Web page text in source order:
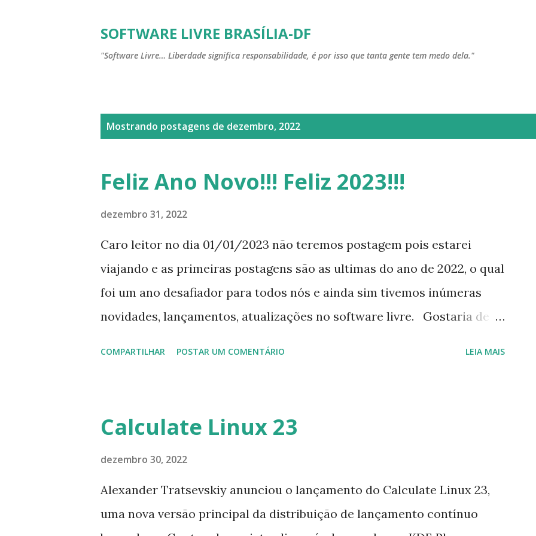
SOFTWARE LIVRE BRASÍLIA-DF
"Software Livre… Liberdade significa responsabilidade, é por isso que tanta gente tem medo dela."
Mostrando postagens de dezembro, 2022
Feliz Ano Novo!!! Feliz 2023!!!
dezembro 31, 2022
Caro leitor no dia 01/01/2023 não teremos postagem pois estarei
viajando e as primeiras postagens são as ultimas do ano de 2022, o qual
foi um ano desafiador para todos nós e ainda sim tivemos inúmeras
novidades, lançamentos, atualizações no software livre. Gostaria de
distros, tutoriais pelo Luiz Guilherme eventos, entre outros assuntos
relacionados ao mundo do software livre. Desejo a todos, muita Paz,
Saúde e Prosperidade!!! Caso queira fazer uma doação faça um PIX
para nos ajudar a manter nosso trabalho e muito obrigado por tudo.
COMPARTILHAR POSTAR UM COMENTÁRIO LEIA MAIS
Calculate Linux 23
dezembro 30, 2022
Alexander Tratsevskiy anunciou o lançamento do Calculate Linux 23,
uma nova versão principal da distribuição de lançamento contínuo